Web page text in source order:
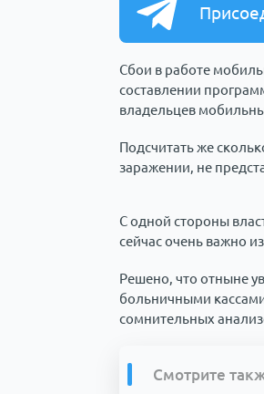
Сбои в работе
составлении
владельцев
Подсчитать же
заражении, не
С одной стороны
сейчас очень важно
Решено, что отныне
больничными
сомнительных
Смотрите